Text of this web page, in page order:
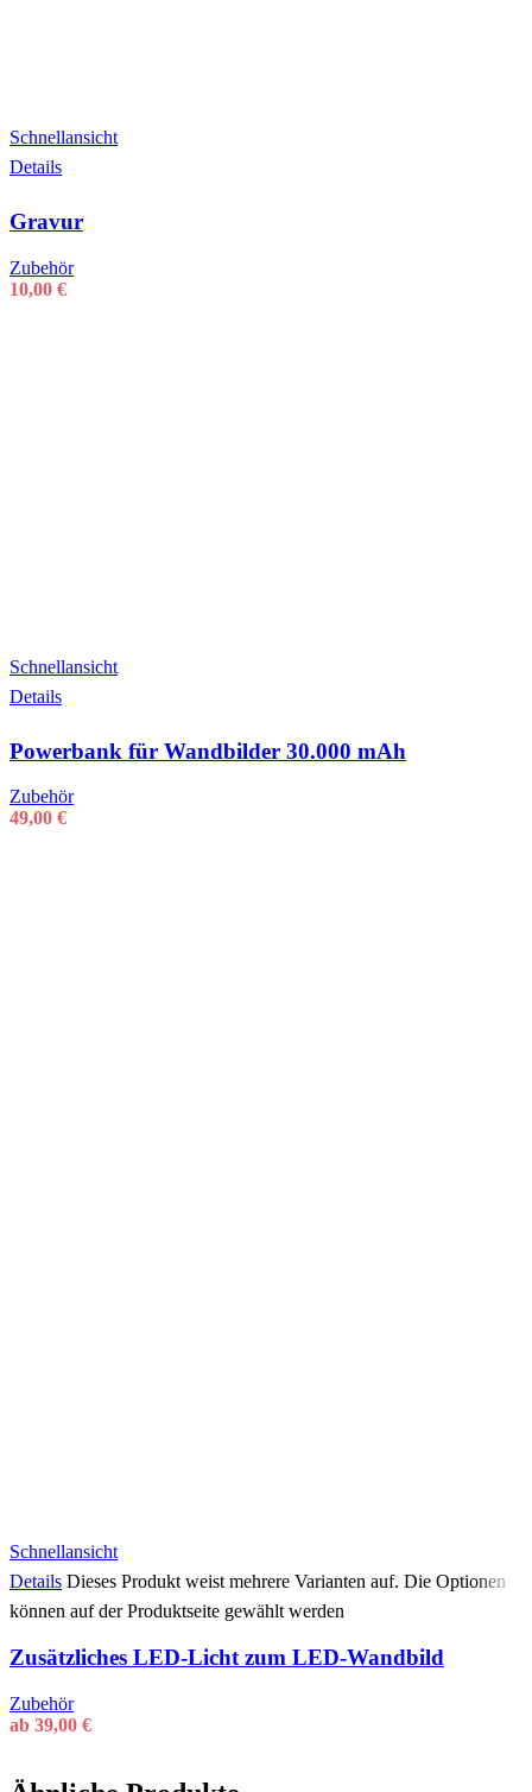
Schnellansicht
Details
Gravur
Zubehör
10,00 €
Schnellansicht
Details
Powerbank für Wandbilder 30.000 mAh
Zubehör
49,00 €
Schnellansicht
Details Dieses Produkt weist mehrere Varianten auf. Die Optionen
können auf der Produktseite gewählt werden
Zusätzliches LED-Licht zum LED-Wandbild
Zubehör
ab 39,00 €